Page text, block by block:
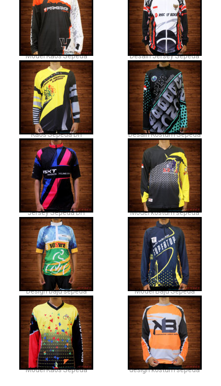
Model Kaos Sepeda Desain Jersey Sepeda
Kaos Sepeda Dh Desain Kostum Sepeda
Jersey Sepeda DH Model kostum sepeda
Design baju sepeda Model Baju Sepeda
Model Kaos Sepeda design kostum sepeda